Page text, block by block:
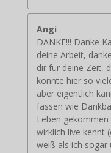
Angi
DANKE!!! Danke
deine Arbeit,
dir für deine Zeit,
könnte hier so
aber eigentlich
fassen wie
Leben
wirklich live kennt
weiß als ich sogar